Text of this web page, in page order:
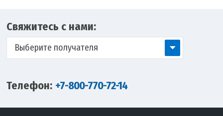
Свяжитесь с нами:
Выберите получателя
Телефон: +7-800-770-72-14